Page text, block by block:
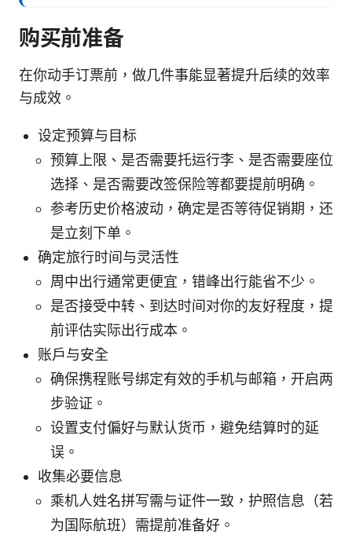
购买前准备
在你动手订票前，做几件事能显著提升后续的效率
与成效。
设定预算与目标
预算上限、是否需要托运行李、是否需要座位
选择、是否需要改签保险等都要提前明确。
参考历史价格波动，确定是否等待促销期，还
是立刻下单。
确定旅行时间与灵活性
周中出行通常更便宜，错峰出行能省不少。
是否接受中转、到达时间对你的友好程度，提
前评估实际出行成本。
账户与安全
确保携程账号绑定有效的手机与邮箱，开启两
步验证。
设置支付偏好与默认货币，避免结算时的延
误。
收集必要信息
乘机人姓名拼写需与证件一致，护照信息（若
为国际航班）需提前准备好。